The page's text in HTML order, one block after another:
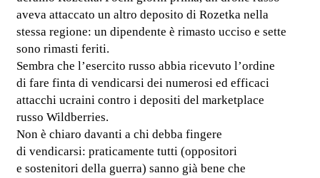
aveva attaccato un altro deposito di Rozetka nella
stessa regione: un dipendente è rimasto ucciso e sette
sono rimasti feriti.
Sembra che l’esercito russo abbia ricevuto l’ordine
di fare finta di vendicarsi dei numerosi ed efficaci
attacchi ucraini contro i depositi del marketplace
russo Wildberries.
Non è chiaro davanti a chi debba fingere
di vendicarsi: praticamente tutti (oppositori
e sostenitori della guerra) sanno già bene che